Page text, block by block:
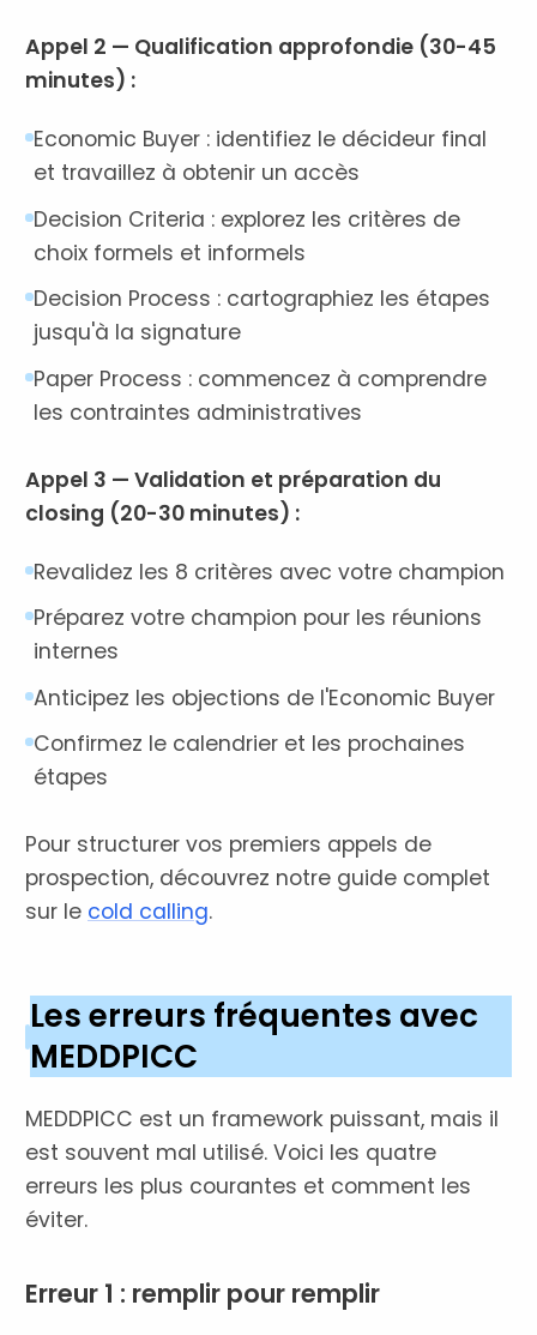
Appel 2 — Qualification approfondie (30-45
minutes) :
Economic Buyer : identifiez le décideur final
et travaillez à obtenir un accès
Decision Criteria : explorez les critères de
choix formels et informels
Decision Process : cartographiez les étapes
jusqu'à la signature
Paper Process : commencez à comprendre
les contraintes administratives
Appel 3 — Validation et préparation du
closing (20-30 minutes) :
Revalidez les 8 critères avec votre champion
Préparez votre champion pour les réunions
internes
Anticipez les objections de l'Economic Buyer
Confirmez le calendrier et les prochaines
étapes
Pour structurer vos premiers appels de
prospection, découvrez notre guide complet
sur le cold calling.
Les erreurs fréquentes avec
MEDDPICC
MEDDPICC est un framework puissant, mais il
est souvent mal utilisé. Voici les quatre
erreurs les plus courantes et comment les
éviter.
Erreur 1 : remplir pour remplir